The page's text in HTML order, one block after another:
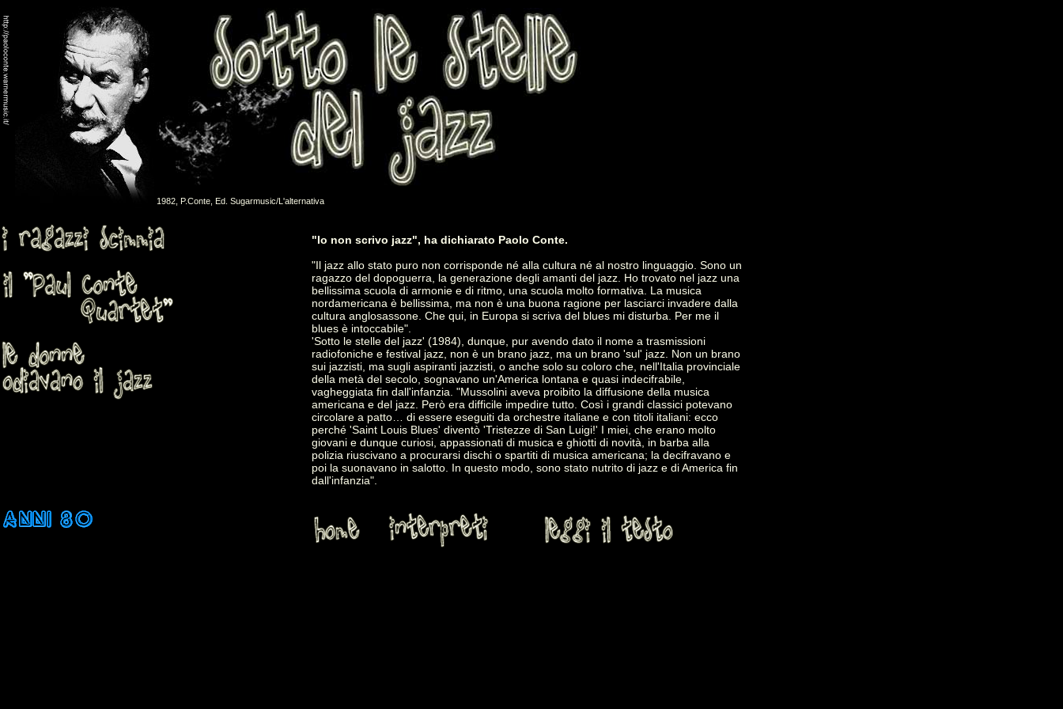
1982, P.Conte, Ed. Sugarmusic/L'alternativa
"Io non scrivo jazz", ha dichiarato Paolo Conte.
"Il jazz allo stato puro non corrisponde né alla cultura né al nostro linguaggio. Sono un
ragazzo del dopoguerra, la generazione degli amanti del jazz. Ho trovato nel jazz una
bellissima scuola di armonie e di ritmo, una scuola molto formativa. La musica
nordamericana è bellissima, ma non è una buona ragione per lasciarci invadere dalla
cultura anglosassone. Che qui, in Europa si scriva del blues mi disturba. Per me il
blues è intoccabile".
'Sotto le stelle del jazz' (1984), dunque, pur avendo dato il nome a trasmissioni
radiofoniche e festival jazz, non è un brano jazz, ma un brano 'sul' jazz. Non un brano
sui jazzisti, ma sugli aspiranti jazzisti, o anche solo su coloro che, nell'Italia provinciale
della metà del secolo, sognavano un'America lontana e quasi indecifrabile,
vagheggiata fin dall'infanzia. "Mussolini aveva proibito la diffusione della musica
americana e del jazz. Però era difficile impedire tutto. Così i grandi classici potevano
circolare a patto… di essere eseguiti da orchestre italiane e con titoli italiani: ecco
perché 'Saint Louis Blues' diventò 'Tristezze di San Luigi!' I miei, che erano molto
giovani e dunque curiosi, appassionati di musica e ghiotti di novità, in barba alla
polizia riuscivano a procurarsi dischi o spartiti di musica americana; la decifravano e
poi la suonavano in salotto. In questo modo, sono stato nutrito di jazz e di America fin
dall'infanzia".